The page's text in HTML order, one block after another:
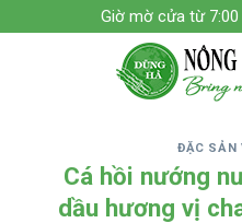
to
Giờ mờ cửa từ 7:00
ĐẶC SẢN
Cá hồi nướng
dầu hương vị